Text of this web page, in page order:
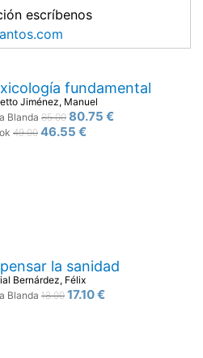
escríbenos
fundamental
Jiménez, Manuel
Blanda 85.00 80.75 €
49.00 46.55 €
la sanidad
Bernárdez, Félix
Blanda 18.00 17.10 €